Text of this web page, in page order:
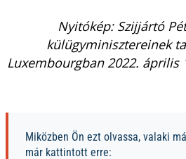
Nyitókép: Szijjártó
külügyminisztereinek
Luxembourgban 2022. április
Miközben Ön ezt olvassa, valaki
már kattintott erre: